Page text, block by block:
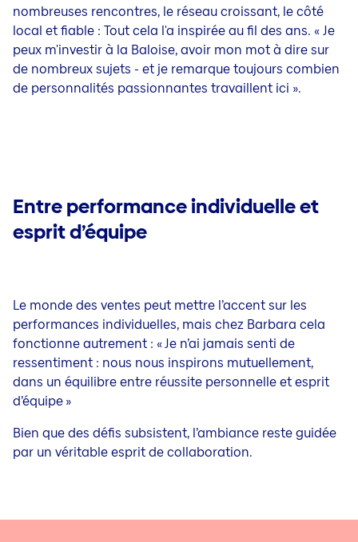
nombreuses rencontres, le réseau croissant, le côté
local et fiable : Tout cela l'a inspirée au fil des ans. « Je
peux m'investir à la Baloise, avoir mon mot à dire sur
de nombreux sujets - et je remarque toujours combien
de personnalités passionnantes travaillent ici ».
Entre performance individuelle et
esprit d’équipe
Le monde des ventes peut mettre l’accent sur les
performances individuelles, mais chez Barbara cela
fonctionne autrement : « Je n’ai jamais senti de
ressentiment : nous nous inspirons mutuellement,
dans un équilibre entre réussite personnelle et esprit
d’équipe »
Bien que des défis subsistent, l’ambiance reste guidée
par un véritable esprit de collaboration.